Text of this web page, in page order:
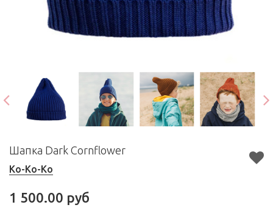
Шапка Dark Cornflower
Ko-Ko-Ko
1 500.00 руб